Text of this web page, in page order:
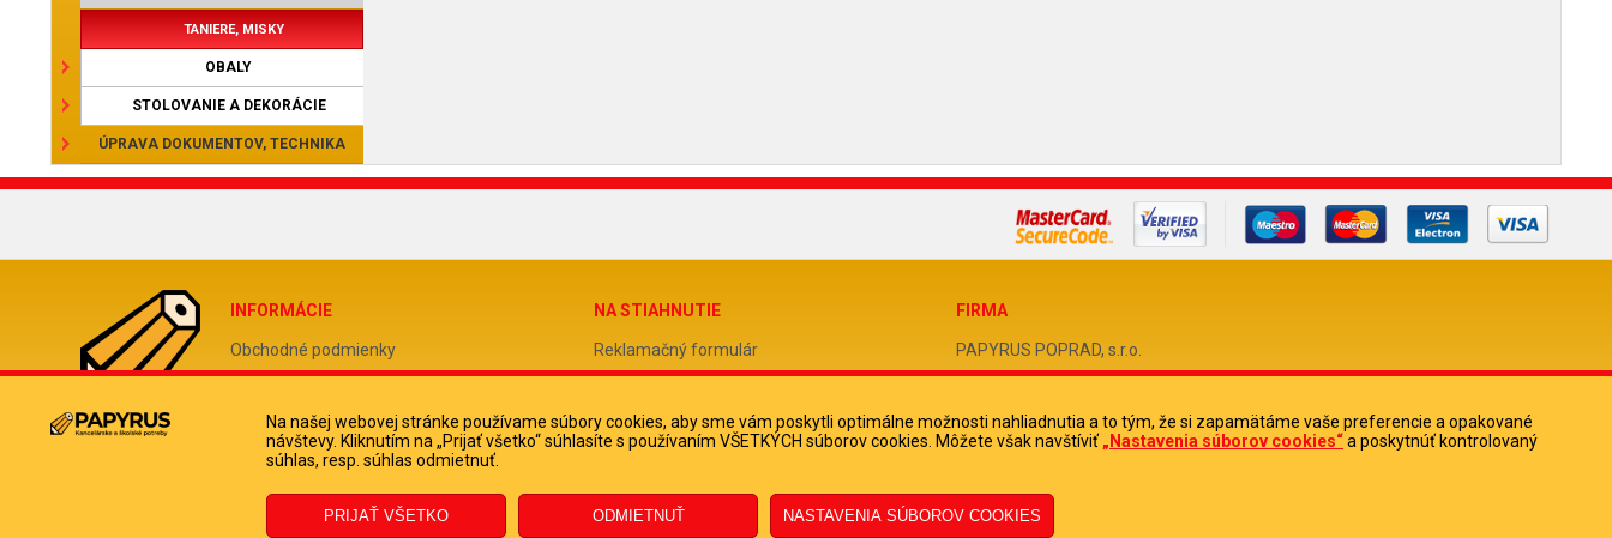
TANIERE, MISKY
OBALY
STOLOVANIE A DEKORÁCIE
ÚPRAVA DOKUMENTOV, TECHNIKA
INFORMÁCIE
Obchodné podmienky
Odstúpiť od zmluvy tu
Doprava a platba kuriérom
Ochrana osobných údajov
Informácie o súboroch cookies
NA STIAHNUTIE
Reklamačný formulár
Poučenie o odstúpení od zmluvy
FIRMA
PAPYRUS POPRAD, s.r.o.
DIČ 2020513880
Na našej webovej stránke používame súbory cookies, aby sme vám poskytli optimálne možnosti nahliadnutia a to tým, že si zapamätáme vaše preferencie a opakované
návštevy. Kliknutím na „Prijať všetko“ súhlasíte s používaním VŠETKÝCH súborov cookies. Môžete však navštíviť „Nastavenia súborov cookies“a poskytnúť kontrolovaný
súhlas, resp. súhlas odmietnuť.